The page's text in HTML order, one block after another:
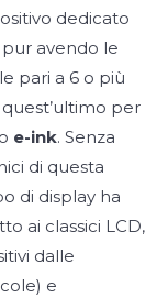
dedicato
avendo le
pari a 6 o più
per
e-ink. Senza
di questa
di display ha
ai classici LCD,
dalle
e